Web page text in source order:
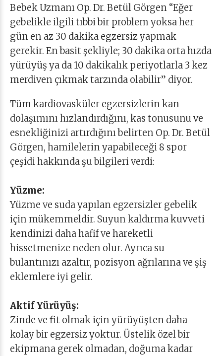
Bebek Uzmanı Op. Dr. Betül Görgen “Eğer
gebelikle ilgili tıbbi bir problem yoksa her
gün en az 30 dakika egzersiz yapmak
gerekir. En basit şekliyle; 30 dakika orta hızda
yürüyüş ya da 10 dakikalık periyotlarla 3 kez
merdiven çıkmak tarzında olabilir” diyor.
Tüm kardiovasküler egzersizlerin kan
dolaşımını hızlandırdığını, kas tonusunu ve
esnekliğinizi artırdığını belirten Op. Dr. Betül
Görgen, hamilelerin yapabileceği 8 spor
çeşidi hakkında şu bilgileri verdi:
Yüzme:
Yüzme ve suda yapılan egzersizler gebelik
için mükemmeldir. Suyun kaldırma kuvveti
kendinizi daha hafif ve hareketli
hissetmenize neden olur. Ayrıca su
bulantınızı azaltır, pozisyon ağrılarına ve şiş
eklemlere iyi gelir.
Aktif Yürüyüş:
Zinde ve fit olmak için yürüyüşten daha
kolay bir egzersiz yoktur. Üstelik özel bir
ekipmana gerek olmadan, doğuma kadar